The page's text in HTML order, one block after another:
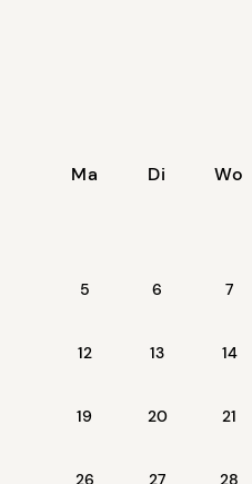
Ma Di Wo
5 6 7
12 13 14
19 20 21
26 27 28